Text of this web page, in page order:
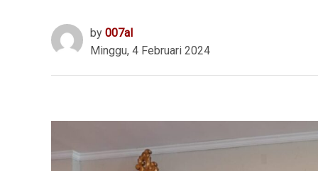
by 007al
Minggu, 4 Februari 2024